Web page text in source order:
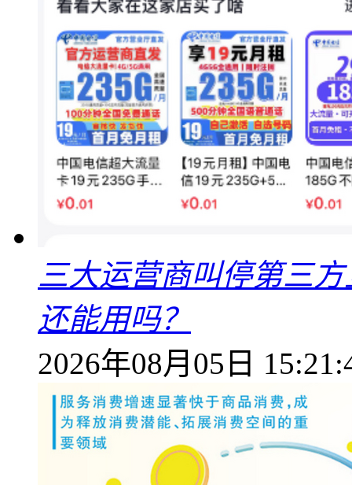
三大运营商叫停第三
还能用吗？
2026年08月05日